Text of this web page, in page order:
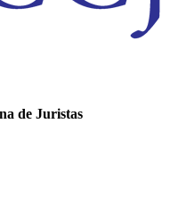
de Juristas